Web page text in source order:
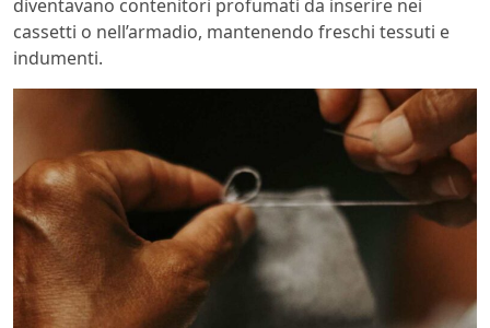
diventavano contenitori profumati da inserire nei
cassetti o nell’armadio, mantenendo freschi tessuti e
indumenti.